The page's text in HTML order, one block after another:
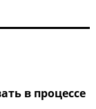
в процессе